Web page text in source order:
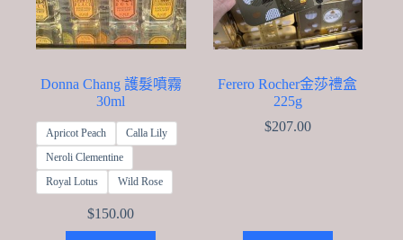
Donna Chang 護髮噴霧
30ml
Apricot Peach
Calla Lily
Neroli Clementine
Royal Lotus
Wild Rose
$150.00
Ferero Rocher金莎禮盒
225g
$207.00